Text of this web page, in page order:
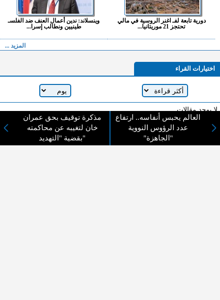
دورية تابعة لفـ اغنر الروسية في مالي
تحتجز 21 موريتانيا...
وينسلاند: ندين أعمال العنف ضد الفلسـ
طينيين ونطالب إسرا...
المزيد ...
اختيارات القراء
لا يوجد مقالات
العالم يحبس أنفاسه.. ارتفاع
عدد الرؤوس النووية
"الجاهزة"
مذكرة توقيف بحق عمران
خان لتغيبه عن محاكمته
بقضية "التهديد"
لا مانع من الإقتباس وإعادة النشر شريط ذكر المصدر ( المدينة نيوز ) - الآراء والتعليقات